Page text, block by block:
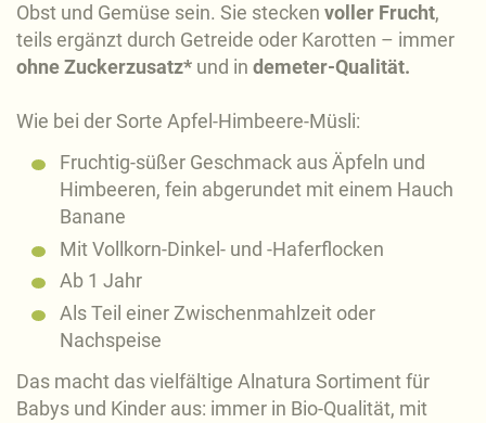
Obst und Gemüse sein. Sie stecken voller Frucht,
teils ergänzt durch Getreide oder Karotten – immer
ohne Zuckerzusatz* und in demeter-Qualität.
Wie bei der Sorte Apfel-Himbeere-Müsli:
Fruchtig-süßer Geschmack aus Äpfeln und
Himbeeren, fein abgerundet mit einem Hauch
Banane
Mit Vollkorn-Dinkel- und -Haferflocken
Ab 1 Jahr
Als Teil einer Zwischenmahlzeit oder
Nachspeise
Das macht das vielfältige Alnatura Sortiment für
Babys und Kinder aus: immer in Bio-Qualität, mit